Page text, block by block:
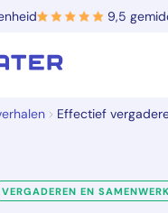
9,5
Effectief
VERGADEREN EN